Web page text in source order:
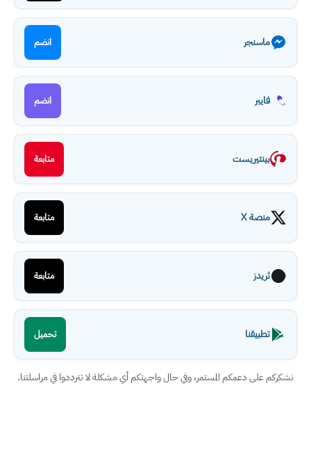
ماسنجر انضم
فايبر انضم
بينتيريست متابعة
منصة X متابعة
ثريدز متابعة
تطبيقنا تحميل
نشكركم على دعمكم المستمر، وفي حال واجهتكم أي مشكلة لا تترددوا في مراسلتنا.